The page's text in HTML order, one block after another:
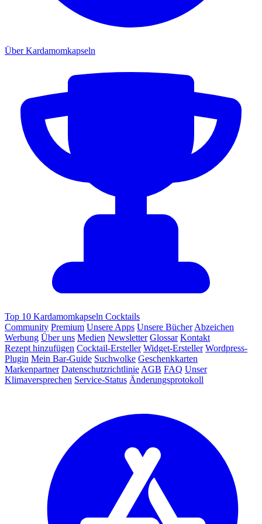
Über Kardamomkapseln
Top 10 Kardamomkapseln Cocktails
Community Premium Unsere Apps Unsere Bücher Abzeichen
Werbung Über uns Medien Newsletter Glossar Kontakt
Rezept hinzufügen Cocktail-Ersteller Widget-Ersteller Wordpress-
Plugin Mein Bar-Guide Suchwolke Geschenkkarten
Markenpartner Datenschutzrichtlinie AGB FAQ Unser
Klimaversprechen Service-Status Änderungsprotokoll